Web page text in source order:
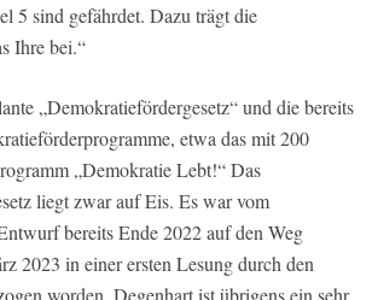
5 sind gefährdet. Dazu trägt die
Ihre bei.“
„Demokratiefördergesetz“ und die bereits
etwa das mit 200
„Demokratie Lebt!“ Das
liegt zwar auf Eis. Es war vom
bereits Ende 2022 auf den Weg
2023 in einer ersten Lesung durch den
worden. Degenhart ist übrigens ein sehr